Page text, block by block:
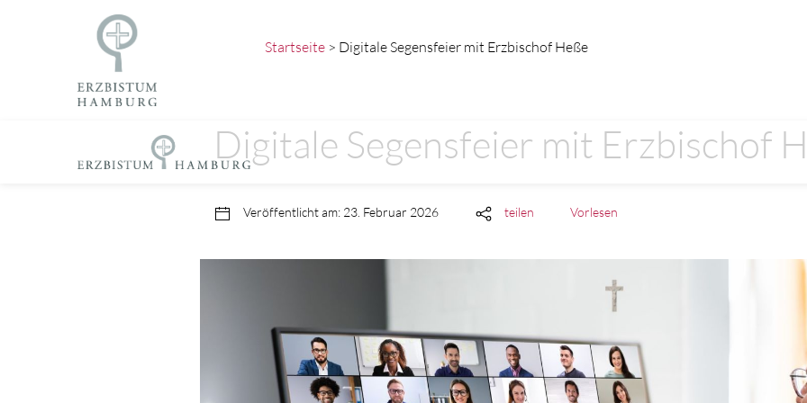
Startseite > Digitale Segensfeier mit Erzbischof Heße
Digitale Segensfeier mit Erzbischof
Veröffentlicht am: 23. Februar 2026 teilen Vorlesen